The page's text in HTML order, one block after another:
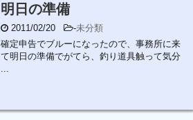
明日の準備
2011/02/20 -未分類
確定申告でブルーになったので、事務所に来
て明日の準備でがてら、釣り道具触って気分
...